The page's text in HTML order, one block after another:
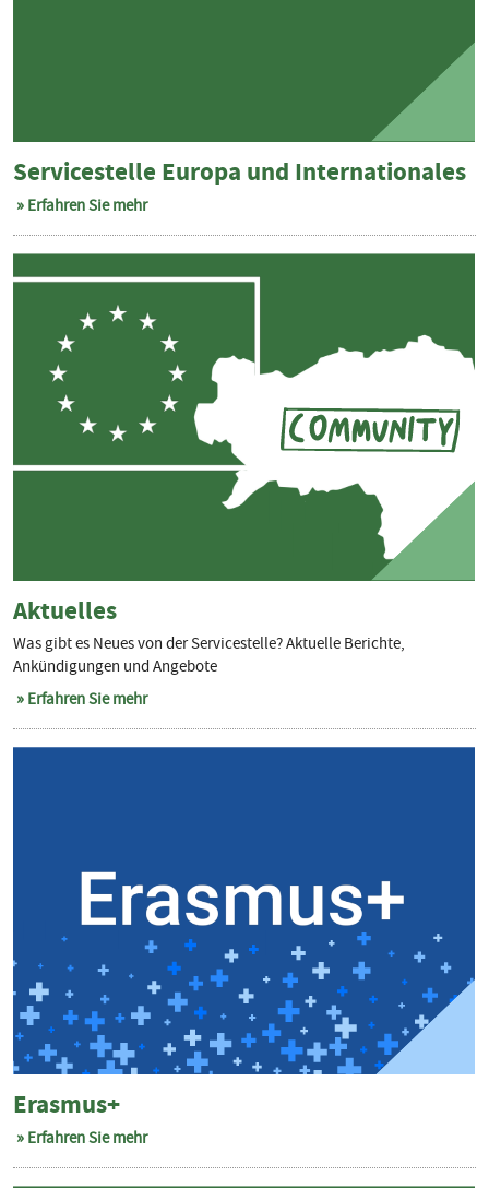
Servicestelle Europa und Internationales
Erfahren Sie mehr
Aktuelles
Was gibt es Neues von der Servicestelle? Aktuelle Berichte,
Ankündigungen und Angebote
Erfahren Sie mehr
Erasmus+
Erfahren Sie mehr